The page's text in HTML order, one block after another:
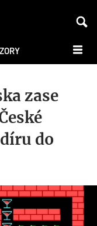
DALŠÍ
zase
do